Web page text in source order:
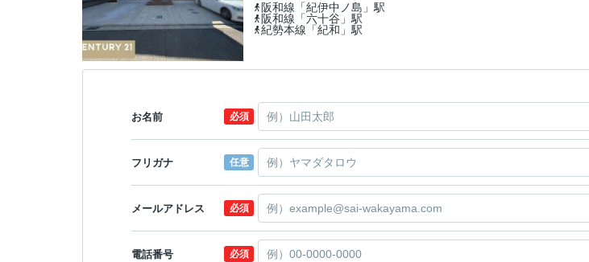
阪和線「紀伊中ノ島」駅
阪和線「六十谷」駅
紀勢本線「紀和」駅
お名前 必須
フリガナ 任意
メールアドレス 必須
電話番号 必須